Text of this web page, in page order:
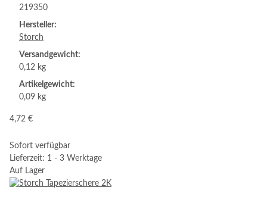
219350
Hersteller:
Storch
Versandgewicht:
0,12 kg
Artikelgewicht:
0,09 kg
4,72 €
Sofort verfügbar
Lieferzeit: 1 - 3 Werktage
Auf Lager